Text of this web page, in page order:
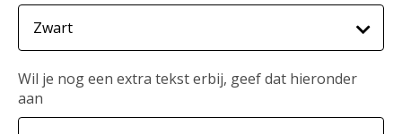
Wil je nog een extra tekst erbij, geef dat hieronder
aan